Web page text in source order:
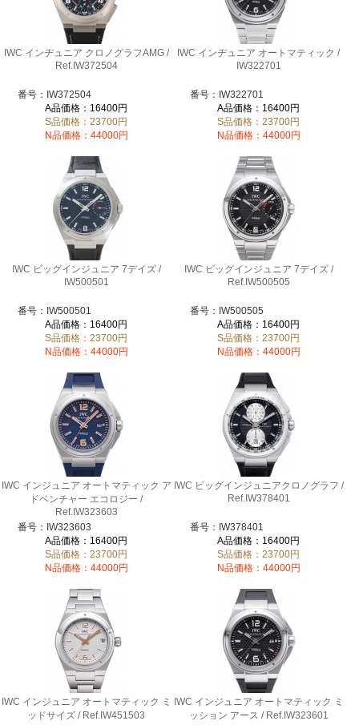
IWC インヂュニア クロノグラフAMG /
Ref.IW372504
番号：IW372504
A品価格：16400円
S品価格：23700円
N品価格：44000円
IWC インヂュニア オートマティック /
IW322701
番号：IW322701
A品価格：16400円
S品価格：23700円
N品価格：44000円
IWC ビッグインジュニア 7デイズ /
IW500501
番号：IW500501
A品価格：16400円
S品価格：23700円
N品価格：44000円
IWC ビッグインジュニア 7デイズ /
Ref.IW500505
番号：IW500505
A品価格：16400円
S品価格：23700円
N品価格：44000円
IWC インジュニア オートマティック ア
ドベンチャー エコロジー /
Ref.IW323603
番号：IW323603
A品価格：16400円
S品価格：23700円
N品価格：44000円
IWC ビッグインジュニアクロノグラフ /
Ref.IW378401
番号：IW378401
A品価格：16400円
S品価格：23700円
N品価格：44000円
IWC インジュニア オートマティック ミ
ッドサイズ / Ref.IW451503
IWC インジュニア オートマティック ミ
ッション アース / Ref.IW323601